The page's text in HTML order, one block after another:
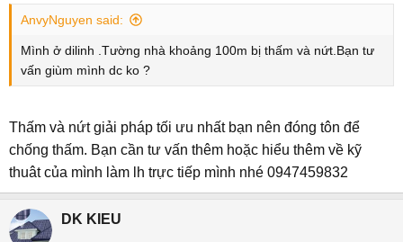
AnvyNguyen said:
Mình ở dilinh .Tường nhà khoảng 100m bị thấm và nứt.Bạn tư
vấn giùm mình dc ko ?
Thấm và nứt giải pháp tối ưu nhất bạn nên đóng tôn để
chống thấm. Bạn cần tư vấn thêm hoặc hiểu thêm về kỹ
thuât của mình làm lh trực tiếp mình nhé 0947459832
DK KIEU